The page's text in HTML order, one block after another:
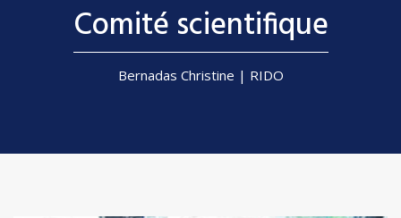
Comité scientifique
Bernadas Christine | RIDO